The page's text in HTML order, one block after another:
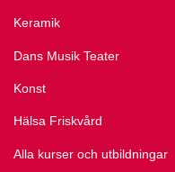
Keramik
Dans Musik Teater
Konst
Hälsa Friskvård
Alla kurser och utbildningar